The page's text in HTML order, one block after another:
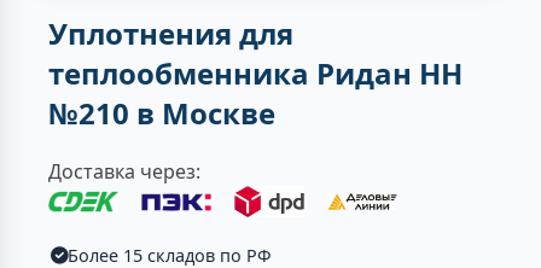
Уплотнения для
теплообменника Ридан НН
№210 в Москве
Доставка через:
Более 15 складов по РФ